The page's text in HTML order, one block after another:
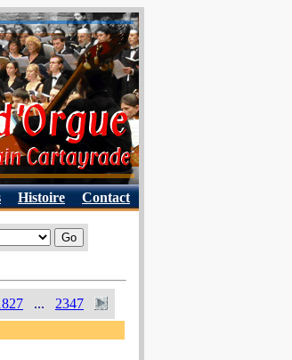
Histoire Contact
... 2347